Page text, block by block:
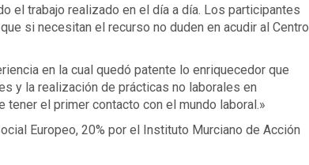
el trabajo realizado en el día a día. Los participantes
si necesitan el recurso no duden en acudir al Centro
en la cual quedó patente lo enriquecedor que
y la realización de prácticas no laborales en
el primer contacto con el mundo laboral.»
Europeo, 20% por el Instituto Murciano de Acción